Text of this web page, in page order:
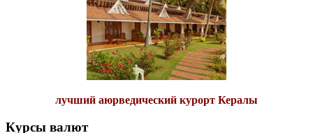
лучший аюрведический курорт Кералы
Курсы валют